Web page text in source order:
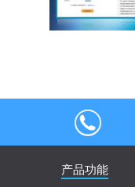
4000004013
产品功能